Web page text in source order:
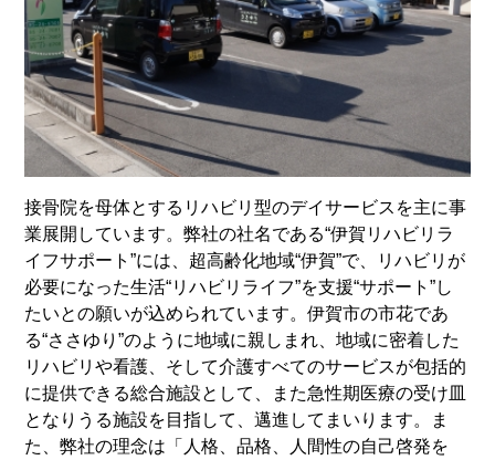
接骨院を母体とするリハビリ型のデイサービスを主に事
業展開しています。弊社の社名である“伊賀リハビリラ
イフサポート”には、超高齢化地域“伊賀”で、リハビリが
必要になった生活“リハビリライフ”を支援“サポート”し
たいとの願いが込められています。伊賀市の市花であ
る“ささゆり”のように地域に親しまれ、地域に密着した
リハビリや看護、そして介護すべてのサービスが包括的
に提供できる総合施設として、また急性期医療の受け皿
となりうる施設を目指して、邁進してまいります。ま
た、弊社の理念は「人格、品格、人間性の自己啓発を